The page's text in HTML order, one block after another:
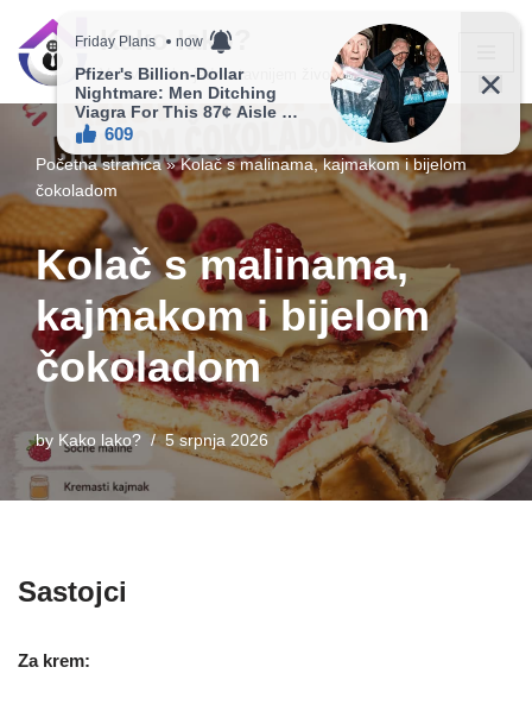
Skip
content
Kako lako?
Vaš vodič ka jednostavnijem životu!
Početna stranica»Kolač s malinama, kajmakom i bijelom
čokoladom
Kolač s malinama,
kajmakom i bijelom
čokoladom
by Kako lako? 5 srpnja 2026
Sastojci
Za krem: